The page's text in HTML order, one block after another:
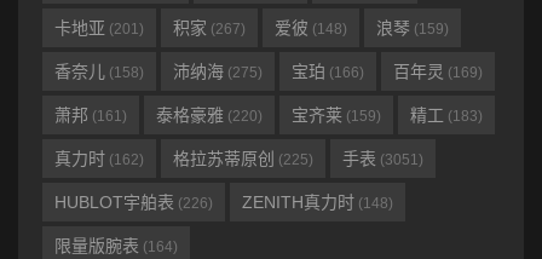
卡地亚 (201) 积家 (267) 爱彼 (148) 浪琴 (159)
香奈儿 (158) 沛纳海 (275) 宝珀 (166) 百年灵 (169)
萧邦 (161) 泰格豪雅 (220) 宝齐莱 (159) 精工 (183)
真力时 (162) 格拉苏蒂原创 (225) 手表 (3051)
HUBLOT宇舶表 (226) ZENITH真力时 (148)
限量版腕表 (164)